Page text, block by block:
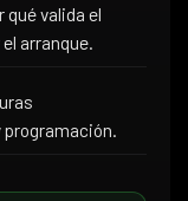
valida el
arranque.